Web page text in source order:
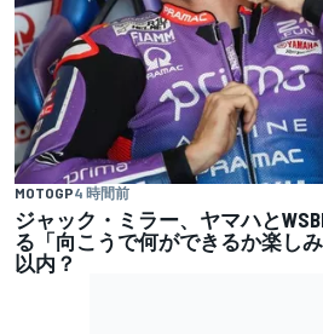
MOTOGP4 時間前
ジャック・ミラー、ヤマハと
る「向こうで何ができるか楽し
以内？